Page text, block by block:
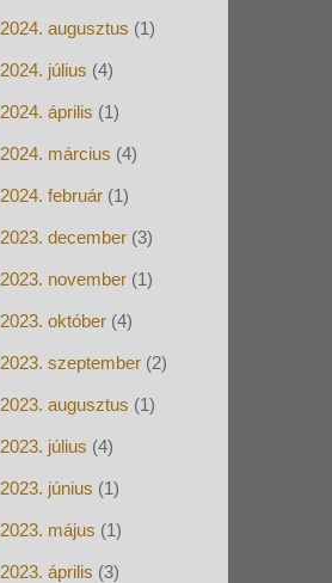
2024. augusztus (1)
2024. július (4)
2024. április (1)
2024. március (4)
2024. február (1)
2023. december (3)
2023. november (1)
2023. október (4)
2023. szeptember (2)
2023. augusztus (1)
2023. július (4)
2023. június (1)
2023. május (1)
2023. április (3)